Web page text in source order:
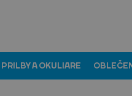
PRILBY A OKULIARE